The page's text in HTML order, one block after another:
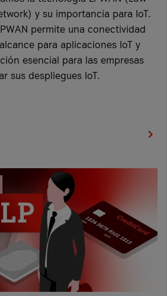
y su importancia para IoT.
permite una conectividad
para aplicaciones IoT y
esencial para las empresas
sus despliegues IoT.